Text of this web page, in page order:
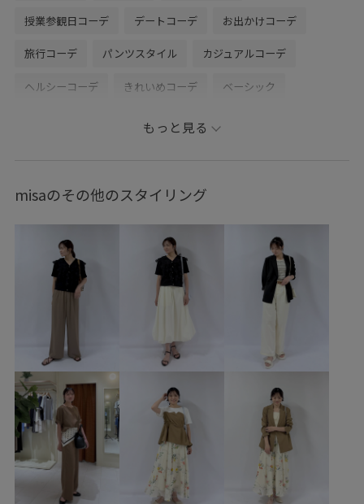
授業参観日コーデ デートコーデ お出かけコーデ
旅行コーデ パンツスタイル カジュアルコーデ
ヘルシーコーデ きれいめコーデ ベーシック
ナチュラル イエベ春
トレンチコート パンツ デニムパンツ
GDL16020 GIA16210 GIX16050
26SSceremony 26SSRP_HARUTA
2BUY10%OFF対象商品
RP26SSceremony RP26SS_goods RP26SS_lightouter
RP体型カバー
Wbottoms_pickup お出かけ用 きちんと感
やや長め ウエストがゴム ウエストシェイプ
エナメル素材 オフィス オフィスカジュアル
もっと見る
misaのその他のスタイリング